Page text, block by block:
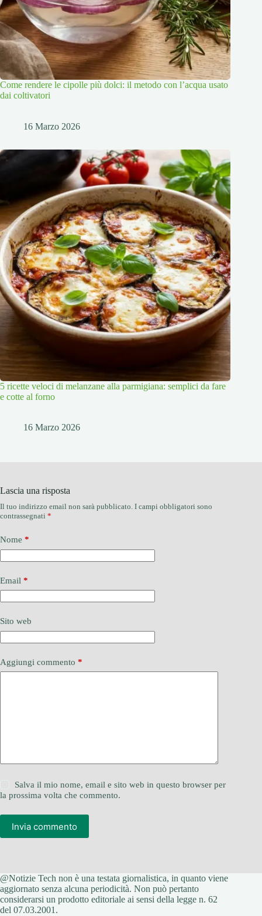
Come rendere le cipolle più dolci: il metodo con l’acqua usato
dai coltivatori
16 Marzo 2026
5 ricette veloci di melanzane alla parmigiana: semplici da fare
e cotte al forno
16 Marzo 2026
Lascia una risposta
Il tuo indirizzo email non sarà pubblicato. I campi obbligatori sono
contrassegnati *
Nome *
Email *
Sito web
Aggiungi commento *
Salva il mio nome, email e sito web in questo browser per
la prossima volta che commento.
Invia commento
@Notizie Tech non è una testata giornalistica, in quanto viene
aggiornato senza alcuna periodicità. Non può pertanto
considerarsi un prodotto editoriale ai sensi della legge n. 62
del 07.03.2001.